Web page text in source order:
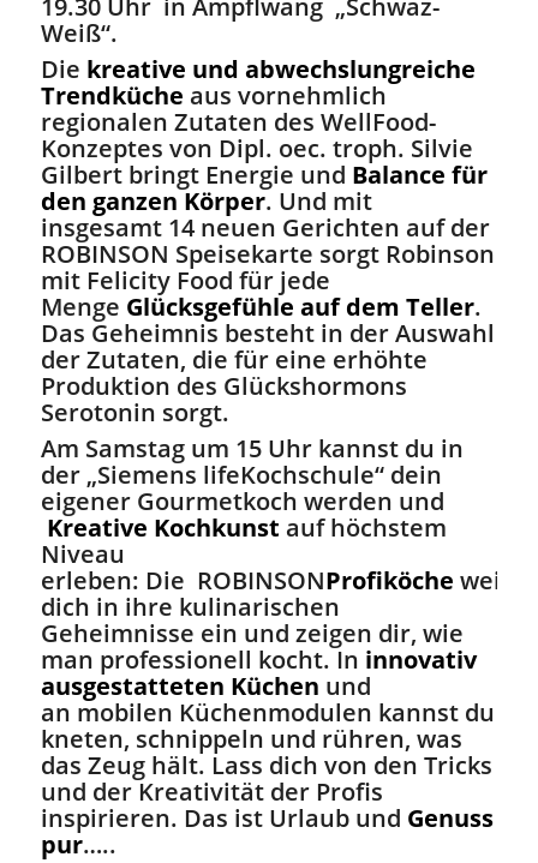
19.30 Uhr in Ampflwang „Schwaz-
Weiß“.
Die kreative und abwechslungreiche
Trendküche aus vornehmlich
regionalen Zutaten des WellFood-
Konzeptes von Dipl. oec. troph. Silvie
Gilbert bringt Energie und Balance für
den ganzen Körper. Und mit
insgesamt 14 neuen Gerichten auf der
ROBINSON Speisekarte sorgt Robinson
mit Felicity Food für jede
Menge Glücksgefühle auf dem Teller.
Das Geheimnis besteht in der Auswahl
der Zutaten, die für eine erhöhte
Produktion des Glückshormons
Serotonin sorgt.
Am Samstag um 15 Uhr kannst du in
der „Siemens lifeKochschule“ dein
eigener Gourmetkoch werden und
Kreative Kochkunst auf höchstem
Niveau
erleben: Die ROBINSONProfiköche
dich in ihre kulinarischen
Geheimnisse ein und zeigen dir, wie
man professionell kocht. In innovativ
ausgestatteten Küchen und
an mobilen Küchenmodulen kannst du
kneten, schnippeln und rühren, was
das Zeug hält. Lass dich von den Tricks
und der Kreativität der Profis
inspirieren. Das ist Urlaub und Genuss
pur…..